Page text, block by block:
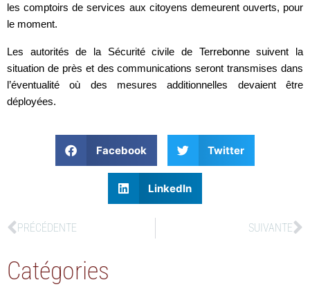
les comptoirs de services aux citoyens demeurent ouverts, pour
le moment.
Les autorités de la Sécurité civile de Terrebonne suivent la
situation de près et des communications seront transmises dans
l’éventualité où des mesures additionnelles devaient être
déployées.
Facebook Twitter
LinkedIn
PRÉCÉDENTE SUIVANTE
Catégories